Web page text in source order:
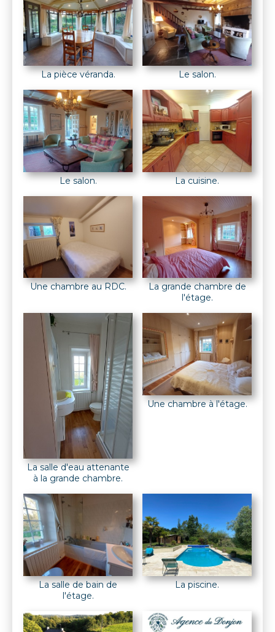
La pièce véranda. Le salon.
Le salon. La cuisine.
Une chambre au RDC.
La grande chambre de
l'étage.
La salle d'eau attenante
à la grande chambre.
Une chambre à l'étage.
La salle de bain de
l'étage.
La piscine.